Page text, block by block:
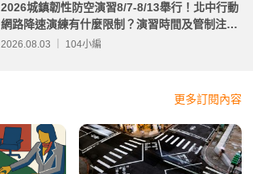
2026城鎮韌性防空演習8/7-8/13舉行！北中行動
網路降速演練有什麼限制？演習時間及管制注意
事項整理
2026.08.03 ｜ 104小編
更多訂閱內容